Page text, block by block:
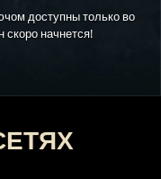
доступны только во
начнется!